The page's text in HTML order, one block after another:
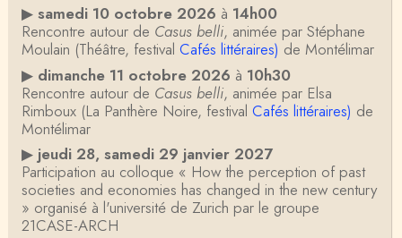
▶ samedi 10 octobre 2026 à 14h00
Rencontre autour de Casus belli, animée par Stéphane
Moulain (Théâtre, festival Cafés littéraires) de Montélimar
▶ dimanche 11 octobre 2026 à 10h30
Rencontre autour de Casus belli, animée par Elsa
Rimboux (La Panthère Noire, festival Cafés littéraires) de
Montélimar
▶ jeudi 28, samedi 29 janvier 2027
Participation au colloque « How the perception of past
societies and economies has changed in the new century
» organisé à l'université de Zurich par le groupe
21CASE-ARCH